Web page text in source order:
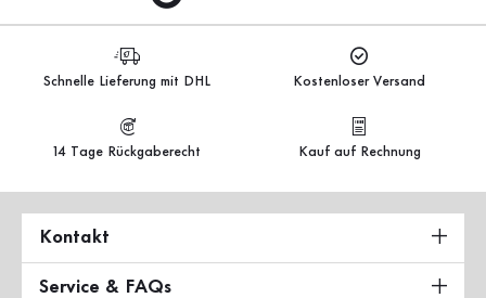
Schnelle Lieferung mit DHL Kostenloser Versand
14 Tage Rückgaberecht Kauf auf Rechnung
Kontakt
Service & FAQs